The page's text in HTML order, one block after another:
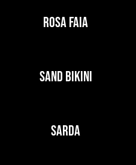
ROSA FAIA
SAND BIKINI
SARDA